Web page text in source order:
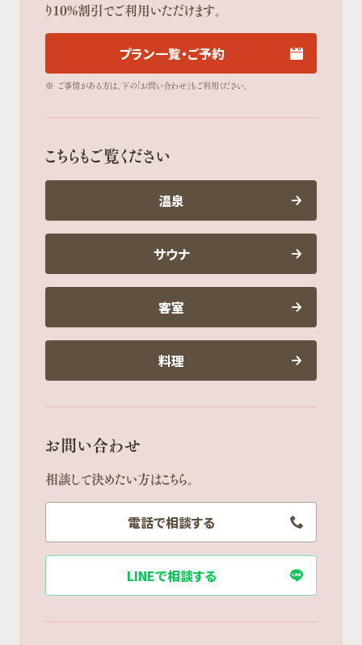
り10%割引でご利用いただけます。
プラン一覧・ご予約
※ ご事情がある方は、下の「お問い合わせ」もご利用ください。
こちらもご覧ください
温泉
サウナ
客室
料理
お問い合わせ
相談して決めたい方はこちら。
電話で相談する
LINEで相談する